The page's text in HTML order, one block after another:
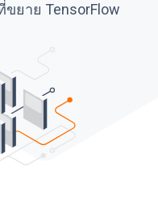
ยาย TensorFlow